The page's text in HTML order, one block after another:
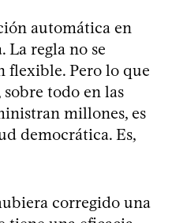
automática en
regla no se
flexible. Pero lo que
todo en las
millones, es
democrática. Es,
corregido una